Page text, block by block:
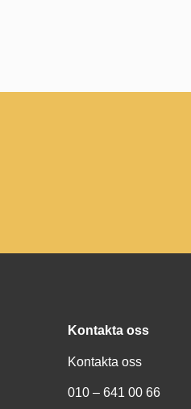
Kontakta oss
Kontakta oss
010 – 641 00 66